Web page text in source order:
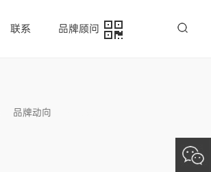
联系 品牌顾问
品牌动向